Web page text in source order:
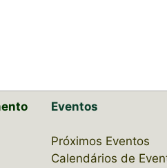
Eventos
Próximos Eventos
Calendários de